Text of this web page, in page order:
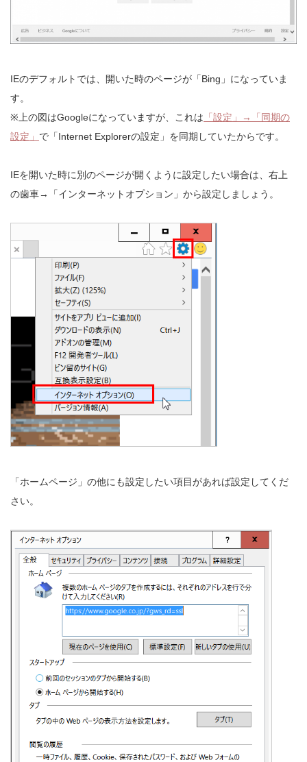
IEのデフォルトでは、開いた時のページが「Bing」になっていま
す。
※上の図はGoogleになっていますが、これは 「設定」→「同期の
設定」 で「Internet Explorerの設定」を同期していたからです。
IEを開いた時に別のページが開くように設定したい場合は、右上
の歯車→「インターネットオプション」から設定しましょう。
「ホームページ」の他にも設定したい項目があれば設定してくだ
さい。